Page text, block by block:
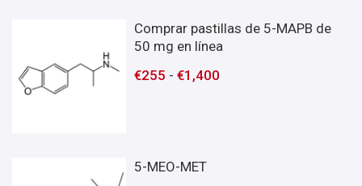
Comprar pastillas de 5-MAPB de
50 mg en línea
€255 -€1,400
5-MEO-MET